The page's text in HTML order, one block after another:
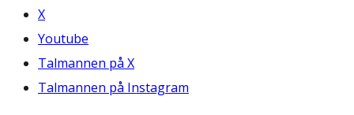
X
Youtube
Talmannen på X
Talmannen på Instagram